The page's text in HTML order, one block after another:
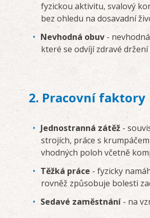
fyzickou aktivitu, svalový
bez ohledu na dosavadní
Nevhodná obuv -
které se odvíjí zdravé držení
2. Pracovní faktory
Jednostranná zátěž -
strojích, práce s
vhodných poloh včetně
Těžká práce - fyzicky
rovněž způsobuje bolesti
Sedavé zaměstnání - na